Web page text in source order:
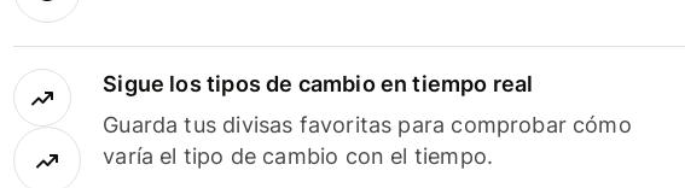
Sigue los tipos de cambio en tiempo real
Guarda tus divisas favoritas para comprobar cómo
varía el tipo de cambio con el tiempo.